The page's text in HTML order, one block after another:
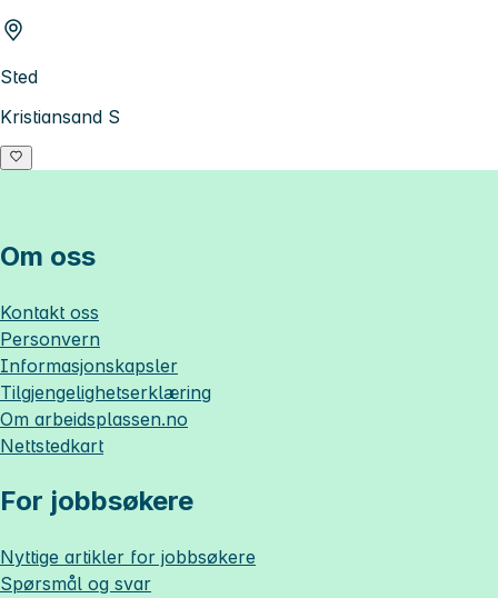
Sted
Kristiansand S
Om oss
Kontakt oss
Personvern
Informasjonskapsler
Tilgjengelighetserklæring
Om arbeidsplassen.no
Nettstedkart
For jobbsøkere
Nyttige artikler for jobbsøkere
Spørsmål og svar